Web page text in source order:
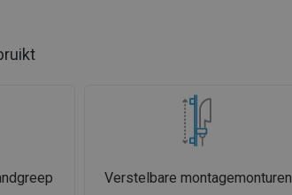
Verstelbare montagemonturen